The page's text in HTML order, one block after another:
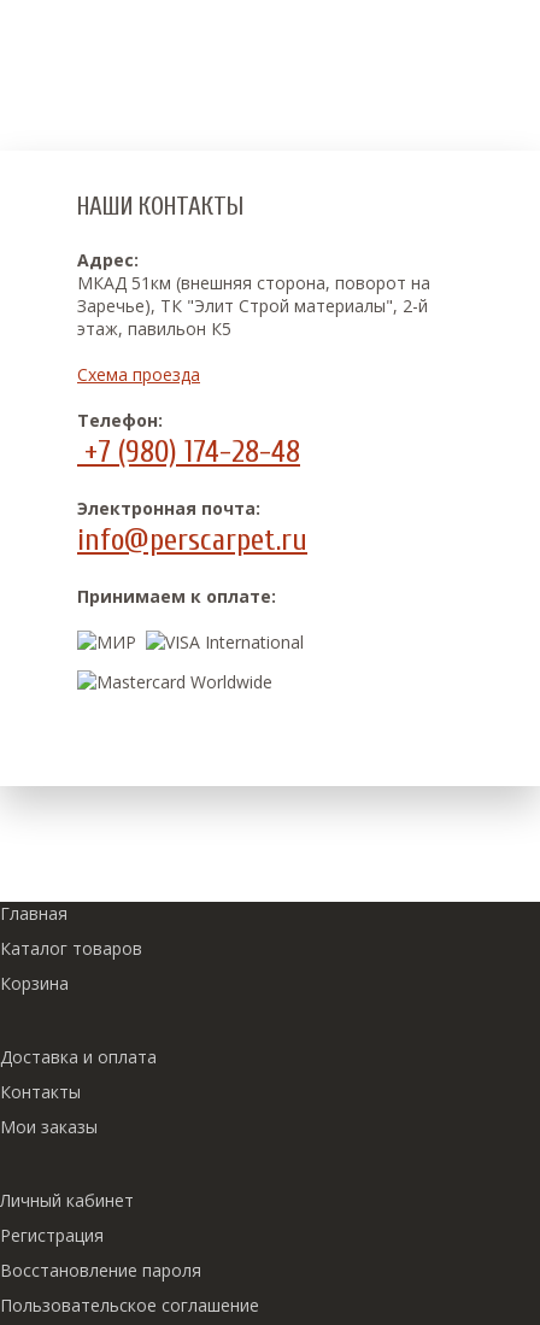
НАШИ КОНТАКТЫ
Адрес:
МКАД 51км (внешняя сторона, поворот на
Заречье), ТК "Элит Строй материалы", 2-й
этаж, павильон К5
Схема проезда
Телефон:
+7 (980) 174-28-48
Электронная почта:
info@perscarpet.ru
Принимаем к оплате:
Главная
Каталог товаров
Корзина
Доставка и оплата
Контакты
Мои заказы
Личный кабинет
Регистрация
Восстановление пароля
Пользовательское соглашение